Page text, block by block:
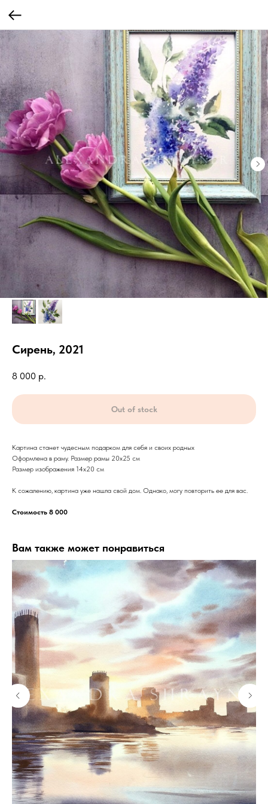
Сирень, 2021
8 000 р.
Out of stock
Картина станет чудесным подарком для себя и своих родных
Оформлена в раму. Размер рамы 20х25 см
Размер изображения 14х20 см
К сожалению, картина уже нашла свой дом. Однако, могу повторить ее для вас.
Стоимость 8 000
Вам также может понравиться